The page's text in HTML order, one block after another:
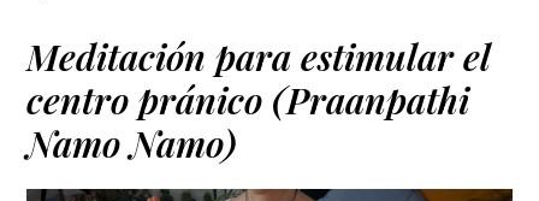
Meditación para estimular el
centro pránico (Praanpathi
Namo Namo)